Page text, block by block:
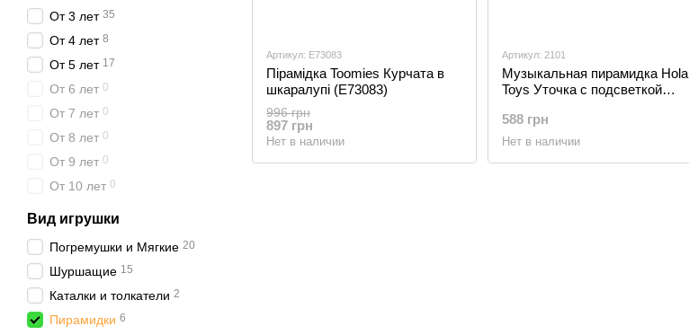
Артикул: E73083
Пірамідка Toomies Курчата в
шкаралупі (E73083)
996 грн
897 грн
Нет в наличии
Артикул: 2101
Музыкальная пирамидка Hola
Toys Уточка с подсветкой
588 грн
Нет в наличии
От 3 лет 35
От 4 лет 8
От 5 лет 17
От 6 лет 0
От 7 лет 0
От 8 лет 0
От 9 лет 0
От 10 лет 0
Вид игрушки
Погремушки и Мягкие 20
Шуршащие 15
Каталки и толкатели 2
Пирамидки 6